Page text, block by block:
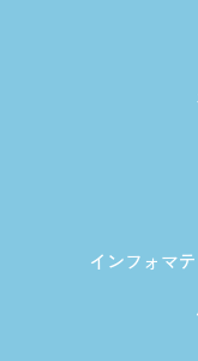
インフォマ